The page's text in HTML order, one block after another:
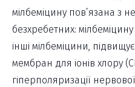
мілбеміцину пов’язана з
безхребетних:
інші мілбеміцини,
мембран для іонів хлору
гіперполяризації